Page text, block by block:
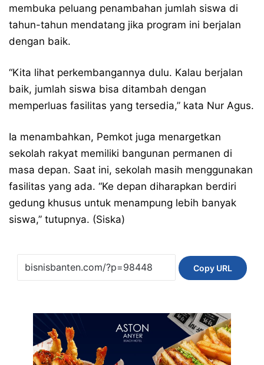
membuka peluang penambahan jumlah siswa di
tahun-tahun mendatang jika program ini berjalan
dengan baik.
“Kita lihat perkembangannya dulu. Kalau berjalan
baik, jumlah siswa bisa ditambah dengan
memperluas fasilitas yang tersedia,” kata Nur Agus.
Ia menambahkan, Pemkot juga menargetkan
sekolah rakyat memiliki bangunan permanen di
masa depan. Saat ini, sekolah masih menggunakan
fasilitas yang ada. “Ke depan diharapkan berdiri
gedung khusus untuk menampung lebih banyak
siswa,” tutupnya. (Siska)
Copy URL